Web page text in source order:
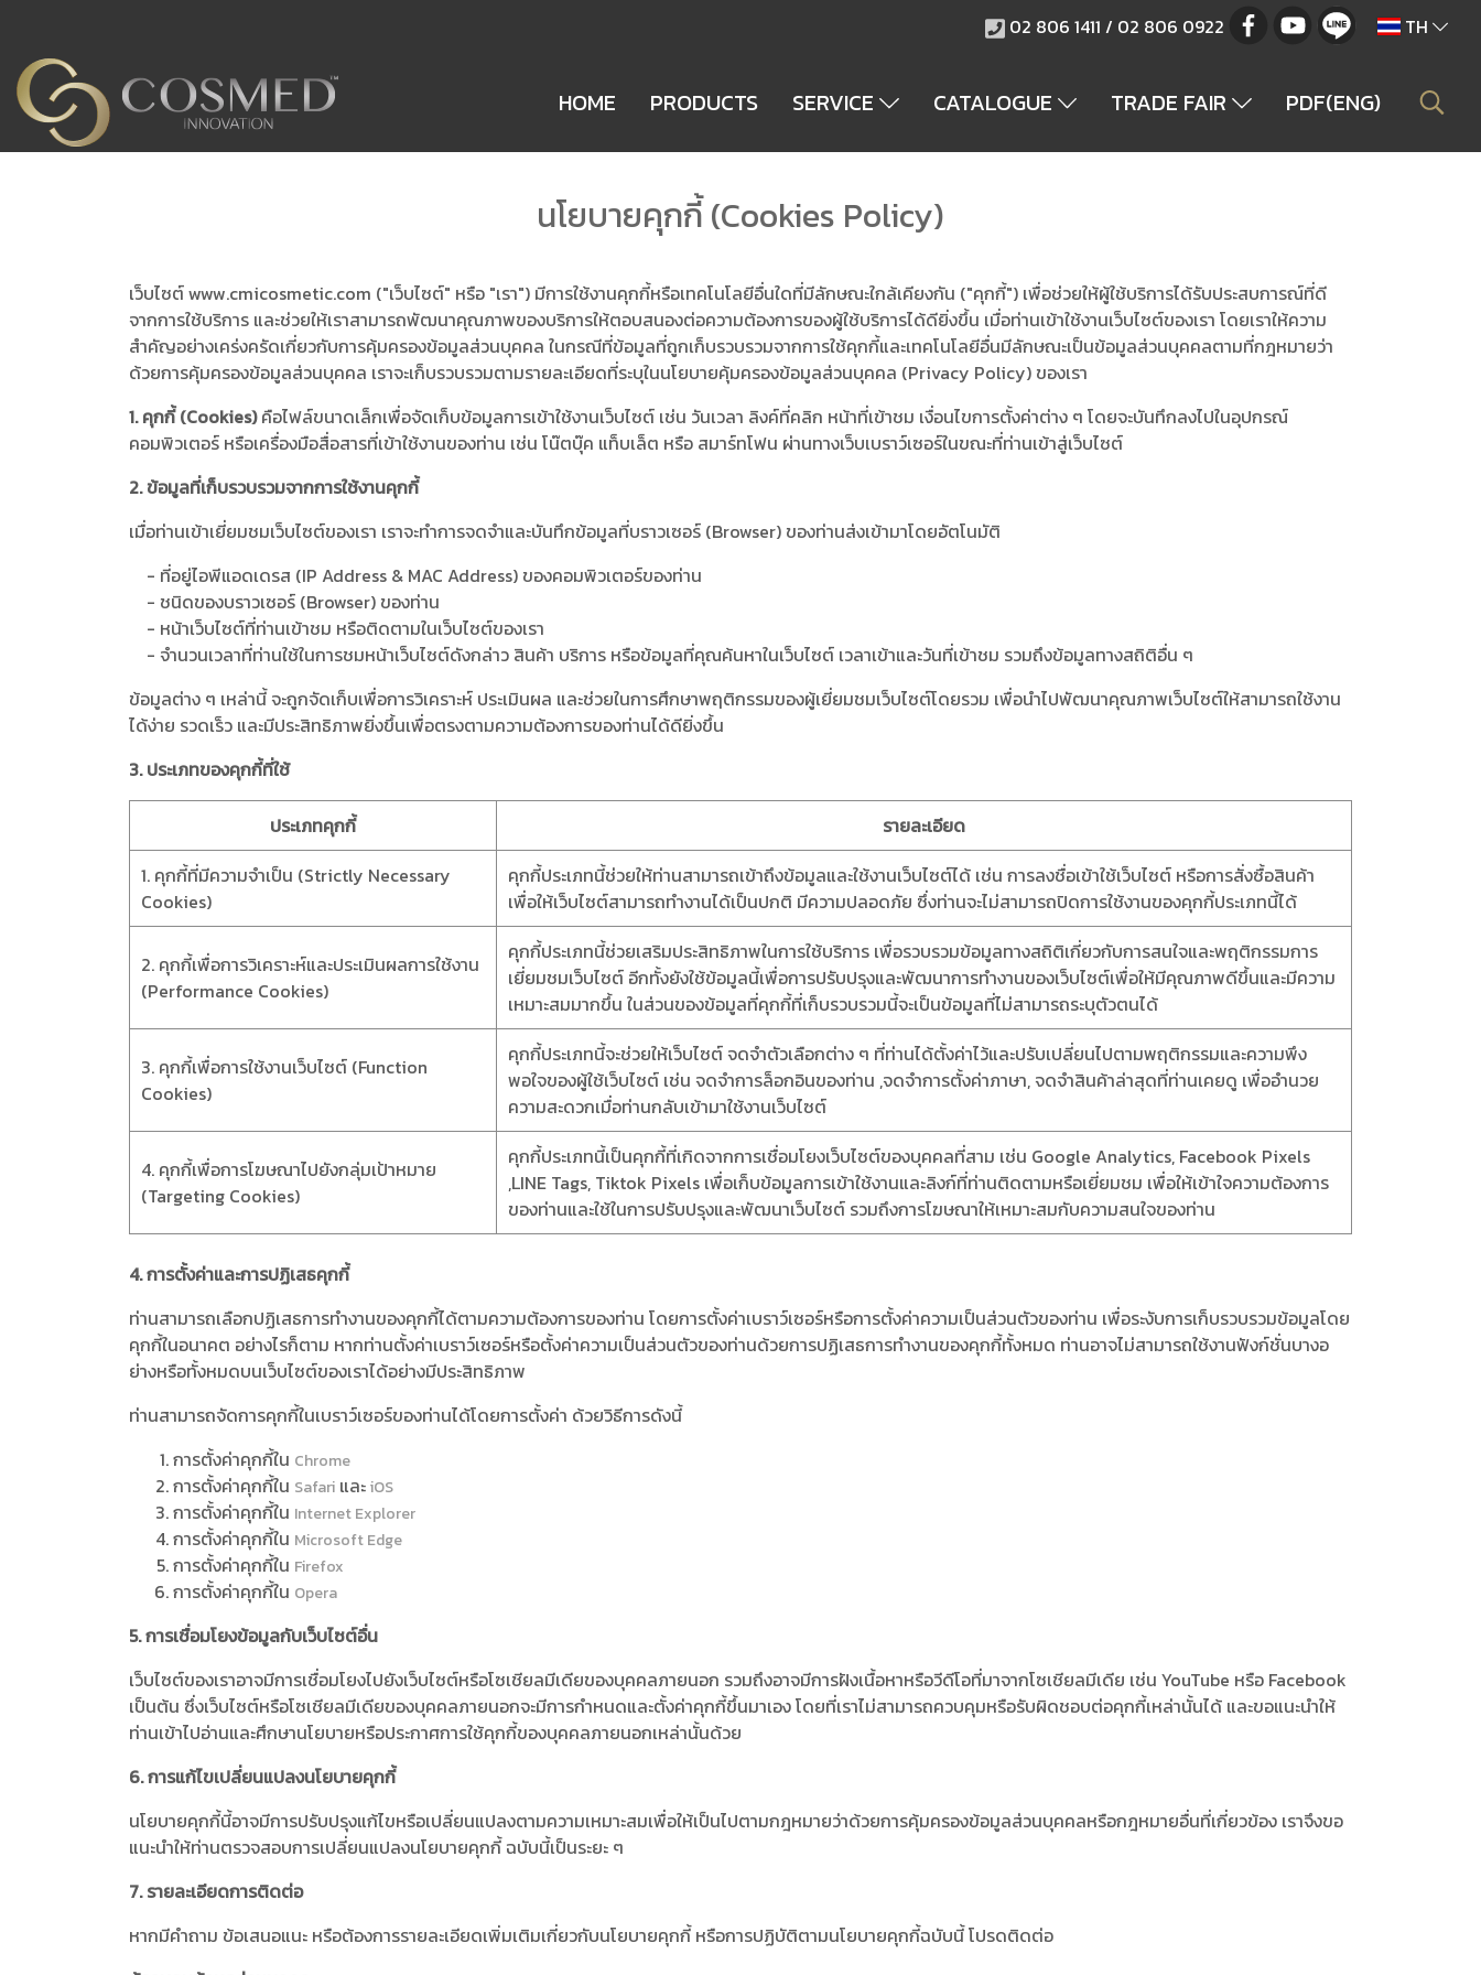
02 806 1411 / 02 806 0922 TH
HOME PRODUCTS SERVICE CATALOGUE TRADE FAIR PDF(ENG)
นโยบายคุกกี้ (Cookies Policy)
เว็บไซต์ www.cmicosmetic.com ("เว็บไซต์" หรือ "เรา") มีการใช้งานคุกกี้หรือเทคโนโลยีอื่นใดที่มีลักษณะใกล้เคียงกัน ("คุกกี้") เพื่อช่วยให้ผู้ใช้บริการได้รับประสบการณ์ที่ดี
จากการใช้บริการ และช่วยให้เราสามารถพัฒนาคุณภาพของบริการให้ตอบสนองต่อความต้องการของผู้ใช้บริการได้ดียิ่งขึ้น เมื่อท่านเข้าใช้งานเว็บไซต์ของเรา โดยเราให้ความ
สำคัญอย่างเคร่งครัดเกี่ยวกับการคุ้มครองข้อมูลส่วนบุคคล ในกรณีที่ข้อมูลที่ถูกเก็บรวบรวมจากการใช้คุกกี้และเทคโนโลยีอื่นมีลักษณะเป็นข้อมูลส่วนบุคคลตามที่กฎหมายว่า
ด้วยการคุ้มครองข้อมูลส่วนบุคคล เราจะเก็บรวบรวมตามรายละเอียดที่ระบุในนโยบายคุ้มครองข้อมูลส่วนบุคคล (Privacy Policy) ของเรา
1. คุกกี้ (Cookies)คือไฟล์ขนาดเล็กเพื่อจัดเก็บข้อมูลการเข้าใช้งานเว็บไซต์ เช่น วันเวลา ลิงค์ที่คลิก หน้าที่เข้าชม เงื่อนไขการตั้งค่าต่าง ๆ โดยจะบันทึกลงไปในอุปกรณ์
คอมพิวเตอร์ หรือเครื่องมือสื่อสารที่เข้าใช้งานของท่าน เช่น โน๊ตบุ๊ค แท็บเล็ต หรือ สมาร์ทโฟน ผ่านทางเว็บเบราว์เซอร์ในขณะที่ท่านเข้าสู่เว็บไซต์
2. ข้อมูลที่เก็บรวบรวมจากการใช้งานคุกกี้
เมื่อท่านเข้าเยี่ยมชมเว็บไซต์ของเรา เราจะทำการจดจำและบันทึกข้อมูลที่บราวเซอร์ (Browser) ของท่านส่งเข้ามาโดยอัตโนมัติ
- ที่อยู่ไอพีแอดเดรส (IP Address & MAC Address) ของคอมพิวเตอร์ของท่าน
- ชนิดของบราวเซอร์ (Browser) ของท่าน
- หน้าเว็บไซต์ที่ท่านเข้าชม หรือติดตามในเว็บไซต์ของเรา
- จำนวนเวลาที่ท่านใช้ในการชมหน้าเว็บไซต์ดังกล่าว สินค้า บริการ หรือข้อมูลที่คุณค้นหาในเว็บไซต์ เวลาเข้าและวันที่เข้าชม รวมถึงข้อมูลทางสถิติอื่น ๆ
ข้อมูลต่าง ๆ เหล่านี้ จะถูกจัดเก็บเพื่อการวิเคราะห์ ประเมินผล และช่วยในการศึกษาพฤติกรรมของผู้เยี่ยมชมเว็บไซต์โดยรวม เพื่อนำไปพัฒนาคุณภาพเว็บไซต์ให้สามารถใช้งาน
ได้ง่าย รวดเร็ว และมีประสิทธิภาพยิ่งขึ้นเพื่อตรงตามความต้องการของท่านได้ดียิ่งขึ้น
3. ประเภทของคุกกี้ที่ใช้
ประเภทคุกกี้
รายละเอียด
1. คุกกี้ที่มีความจำเป็น (Strictly Necessary
Cookies)
คุกกี้ประเภทนี้ช่วยให้ท่านสามารถเข้าถึงข้อมูลและใช้งานเว็บไซต์ได้ เช่น การลงชื่อเข้าใช้เว็บไซต์ หรือการสั่งซื้อสินค้า
เพื่อให้เว็บไซต์สามารถทำงานได้เป็นปกติ มีความปลอดภัย ซึ่งท่านจะไม่สามารถปิดการใช้งานของคุกกี้ประเภทนี้ได้
2. คุกกี้เพื่อการวิเคราะห์และประเมินผลการใช้งาน
(Performance Cookies)
คุกกี้ประเภทนี้ช่วยเสริมประสิทธิภาพในการใช้บริการ เพื่อรวบรวมข้อมูลทางสถิติเกี่ยวกับการสนใจและพฤติกรรมการ
เยี่ยมชมเว็บไซต์ อีกทั้งยังใช้ข้อมูลนี้เพื่อการปรับปรุงและพัฒนาการทำงานของเว็บไซต์เพื่อให้มีคุณภาพดีขึ้นและมีความ
เหมาะสมมากขึ้น ในส่วนของข้อมูลที่คุกกี้ที่เก็บรวบรวมนี้จะเป็นข้อมูลที่ไม่สามารถระบุตัวตนได้
3. คุกกี้เพื่อการใช้งานเว็บไซต์ (Function
Cookies)
คุกกี้ประเภทนี้จะช่วยให้เว็บไซต์ จดจำตัวเลือกต่าง ๆ ที่ท่านได้ตั้งค่าไว้และปรับเปลี่ยนไปตามพฤติกรรมและความพึง
พอใจของผู้ใช้เว็บไซต์ เช่น จดจำการล็อกอินของท่าน ,จดจำการตั้งค่าภาษา, จดจำสินค้าล่าสุดที่ท่านเคยดู เพื่ออำนวย
ความสะดวกเมื่อท่านกลับเข้ามาใช้งานเว็บไซต์
4. คุกกี้เพื่อการโฆษณาไปยังกลุ่มเป้าหมาย
(Targeting Cookies)
คุกกี้ประเภทนี้เป็นคุกกี้ที่เกิดจากการเชื่อมโยงเว็บไซต์ของบุคคลที่สาม เช่น Google Analytics, Facebook Pixels
,LINE Tags, Tiktok Pixels เพื่อเก็บข้อมูลการเข้าใช้งานและลิงก์ที่ท่านติดตามหรือเยี่ยมชม เพื่อให้เข้าใจความต้องการ
ของท่านและใช้ในการปรับปรุงและพัฒนาเว็บไซต์ รวมถึงการโฆษณาให้เหมาะสมกับความสนใจของท่าน
4. การตั้งค่าและการปฏิเสธคุกกี้
ท่านสามารถเลือกปฏิเสธการทำงานของคุกกี้ได้ตามความต้องการของท่าน โดยการตั้งค่าเบราว์เซอร์หรือการตั้งค่าความเป็นส่วนตัวของท่าน เพื่อระงับการเก็บรวบรวมข้อมูลโดย
คุกกี้ในอนาคต อย่างไรก็ตาม หากท่านตั้งค่าเบราว์เซอร์หรือตั้งค่าความเป็นส่วนตัวของท่านด้วยการปฏิเสธการทำงานของคุกกี้ทั้งหมด ท่านอาจไม่สามารถใช้งานฟังก์ชั่นบางอ
ย่างหรือทั้งหมดบนเว็บไซต์ของเราได้อย่างมีประสิทธิภาพ
ท่านสามารถจัดการคุกกี้ในเบราว์เซอร์ของท่านได้โดยการตั้งค่า ด้วยวิธีการดังนี้
การตั้งค่าคุกกี้ใน Chrome
การตั้งค่าคุกกี้ใน Safari และiOS
การตั้งค่าคุกกี้ใน Internet Explorer
การตั้งค่าคุกกี้ใน Microsoft Edge
การตั้งค่าคุกกี้ใน Firefox
การตั้งค่าคุกกี้ใน Opera
5. การเชื่อมโยงข้อมูลกับเว็บไซต์อื่น
เว็บไซต์ของเราอาจมีการเชื่อมโยงไปยังเว็บไซต์หรือโซเชียลมีเดียของบุคคลภายนอก รวมถึงอาจมีการฝังเนื้อหาหรือวีดีโอที่มาจากโซเชียลมีเดีย เช่น YouTube หรือ Facebook
เป็นต้น ซึ่งเว็บไซต์หรือโซเชียลมีเดียของบุคคลภายนอกจะมีการกำหนดและตั้งค่าคุกกี้ขึ้นมาเอง โดยที่เราไม่สามารถควบคุมหรือรับผิดชอบต่อคุกกี้เหล่านั้นได้ และขอแนะนำให้
ท่านเข้าไปอ่านและศึกษานโยบายหรือประกาศการใช้คุกกี้ของบุคคลภายนอกเหล่านั้นด้วย
6. การแก้ไขเปลี่ยนแปลงนโยบายคุกกี้
นโยบายคุกกี้นี้อาจมีการปรับปรุงแก้ไขหรือเปลี่ยนแปลงตามความเหมาะสมเพื่อให้เป็นไปตามกฎหมายว่าด้วยการคุ้มครองข้อมูลส่วนบุคคลหรือกฎหมายอื่นที่เกี่ยวข้อง เราจึงขอ
แนะนำให้ท่านตรวจสอบการเปลี่ยนแปลงนโยบายคุกกี้ ฉบับนี้เป็นระยะ ๆ
7. รายละเอียดการติดต่อ
หากมีคำถาม ข้อเสนอแนะ หรือต้องการรายละเอียดเพิ่มเติมเกี่ยวกับนโยบายคุกกี้ หรือการปฏิบัติตามนโยบายคุกกี้ฉบับนี้ โปรดติดต่อ